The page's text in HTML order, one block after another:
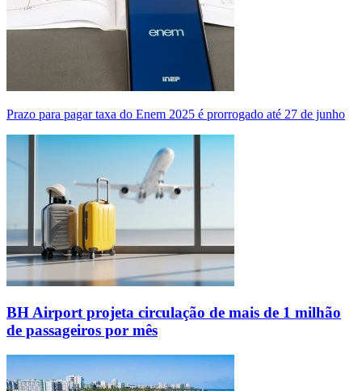
Prazo para pagar taxa do Enem 2025 é prorrogado até 27 de junho
BH Airport projeta circulação de mais de 1 milhão
de passageiros por mês